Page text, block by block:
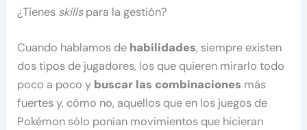
¿Tienes skillspara la gestión?
Cuando hablamos de habilidades, siempre existen
dos tipos de jugadores, los que quieren mirarlo todo
poco a poco y buscar las combinaciones más
fuertes y, cómo no, aquellos que en los juegos de
Pokémon sólo ponían movimientos que hicieran